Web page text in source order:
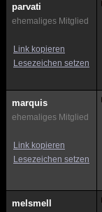
parvati
ehemaliges Mitglied
Link kopieren
Lesezeichen setzen
marquis
ehemaliges Mitglied
Link kopieren
Lesezeichen setzen
melsmell